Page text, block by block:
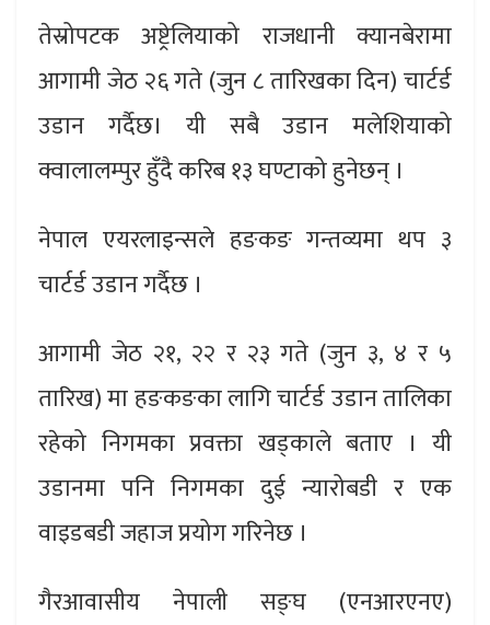
तेस्रोपटक अष्ट्रेलियाको राजधानी क्यानबेरामा
आगामी जेठ २६ गते (जुन ८ तारिखका दिन) चार्टर्ड
उडान गर्दैछ। यी सबै उडान मलेशियाको
क्वालालम्पुर हुँदै करिब १३ घण्टाको हुनेछन् ।
नेपाल एयरलाइन्सले हङकङ गन्तव्यमा थप ३
चार्टर्ड उडान गर्दैछ ।
आगामी जेठ २१, २२ र २३ गते (जुन ३, ४ र ५
तारिख) मा हङकङका लागि चार्टर्ड उडान तालिका
रहेको निगमका प्रवक्ता खड्काले बताए । यी
उडानमा पनि निगमका दुई न्यारोबडी र एक
वाइडबडी जहाज प्रयोग गरिनेछ ।
गैरआवासीय नेपाली सङ्घ (एनआरएनए)